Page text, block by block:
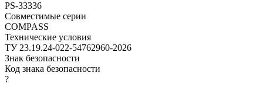
PS-33336
Совместимые серии
COMPASS
Технические условия
ТУ 23.19.24-022-54762960-2026
Знак безопасности
Код знака безопасности
?